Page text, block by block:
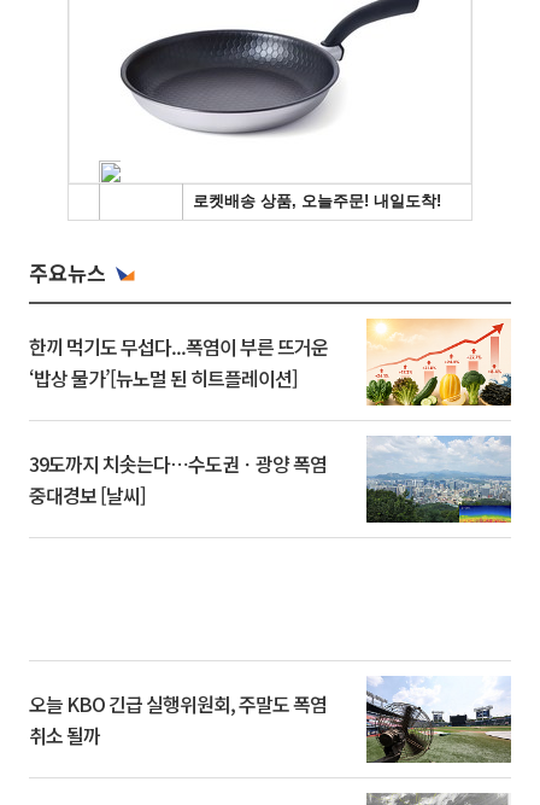
주요뉴스
한끼 먹기도 무섭다...폭염이 부른 뜨거운
‘밥상 물가’[뉴노멀 된 히트플레이션]
39도까지 치솟는다⋯수도권ㆍ광양 폭염
중대경보 [날씨]
오늘 KBO 긴급 실행위원회, 주말도 폭염
취소 될까